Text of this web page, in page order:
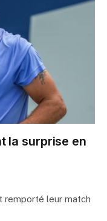
la surprise en
remporté leur match